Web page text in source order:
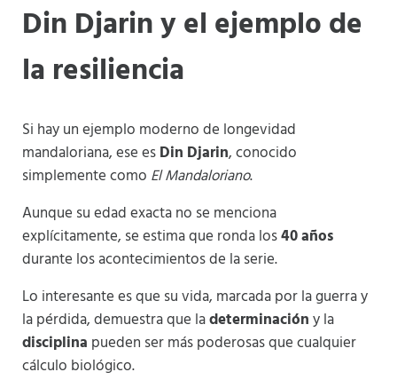
Din Djarin y el ejemplo de
la resiliencia
Si hay un ejemplo moderno de longevidad
mandaloriana, ese esDin Djarin, conocido
simplemente como El Mandaloriano.
Aunque su edad exacta no se menciona
explícitamente, se estima que ronda los40 años
durante los acontecimientos de la serie.
Lo interesante es que su vida, marcada por la guerra y
la pérdida, demuestra que ladeterminacióny la
disciplina pueden ser más poderosas que cualquier
cálculo biológico.